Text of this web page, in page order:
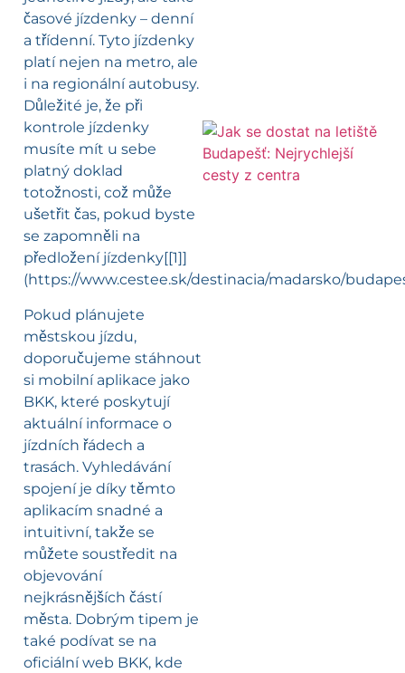
časové jízdenky – denní
a třídenní. Tyto jízdenky
platí nejen na metro, ale
i na regionální autobusy.
Důležité je, že při
kontrole jízdenky
musíte mít u sebe
platný doklad
totožnosti, což může
ušetřit čas, pokud byste
se zapomněli na
předložení jízdenky[[1]]
(https://www.cestee.sk/destinacia/madarsko/
Pokud plánujete
městskou jízdu,
doporučujeme stáhnout
si mobilní aplikace jako
BKK, které poskytují
aktuální informace o
jízdních řádech a
trasách. Vyhledávání
spojení je díky těmto
aplikacím snadné a
intuitivní, takže se
můžete soustředit na
objevování
nejkrásnějších částí
města. Dobrým tipem je
také podívat se na
oficiální web BKK, kde